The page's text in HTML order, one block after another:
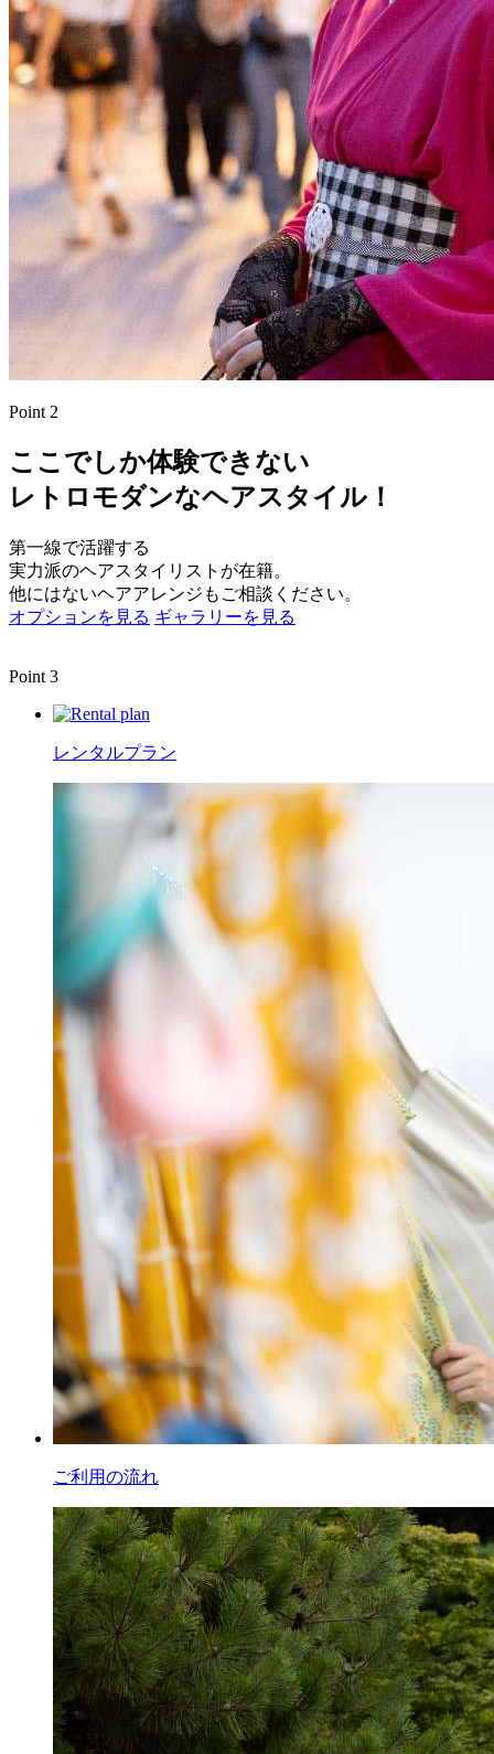
Point 2
ここでしか体験できない
レトロモダンなヘアスタイル！
第一線で活躍する
実力派のヘアスタイリストが在籍。
他にはないヘアアレンジもご相談ください。
オプションを見る ギャラリーを見る
Point 3
レンタルプラン
ご利用の流れ